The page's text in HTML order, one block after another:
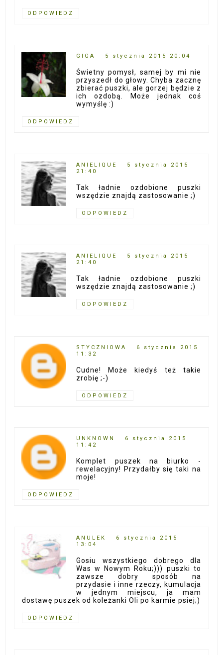
ODPOWIEDZ
GIGA 5 stycznia 2015 20:04
Świetny pomysł, samej by mi nie
przyszedł do głowy. Chyba zacznę
zbierać puszki, ale gorzej będzie z
ich ozdobą. Może jednak coś
wymyślę :)
ODPOWIEDZ
ANIELIQUE
5 stycznia 2015
21:40
Tak ładnie ozdobione puszki
wszędzie znajdą zastosowanie ;)
ODPOWIEDZ
ANIELIQUE
5 stycznia 2015
21:40
Tak ładnie ozdobione puszki
wszędzie znajdą zastosowanie ;)
ODPOWIEDZ
STYCZNIOWA
6 stycznia 2015
11:32
Cudne! Może kiedyś też takie
zrobię ;-)
ODPOWIEDZ
UNKNOWN
6 stycznia 2015
11:42
Komplet puszek na biurko -
rewelacyjny! Przydałby się taki na
moje!
ODPOWIEDZ
ANULEK
6 stycznia 2015
13:04
Gosiu wszystkiego dobrego dla
Was w Nowym Roku;))) puszki to
zawsze dobry sposób na
przydasie i inne rzeczy, kumulacja
w jednym miejscu, ja mam
dostawę puszek od koleżanki Oli po karmie psiej;)
ODPOWIEDZ